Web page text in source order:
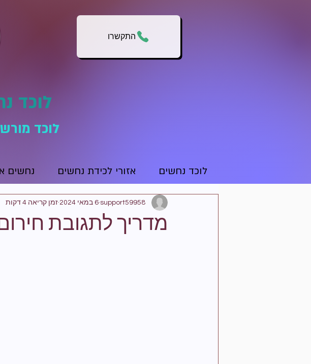
התקשרו
לוכד
לוכד
לוכד נחשים אזורי לכידת נחשים נחשים
מדריך לתגובת
support59958 6 במאי 2024 זמן קריאה 4 דקות